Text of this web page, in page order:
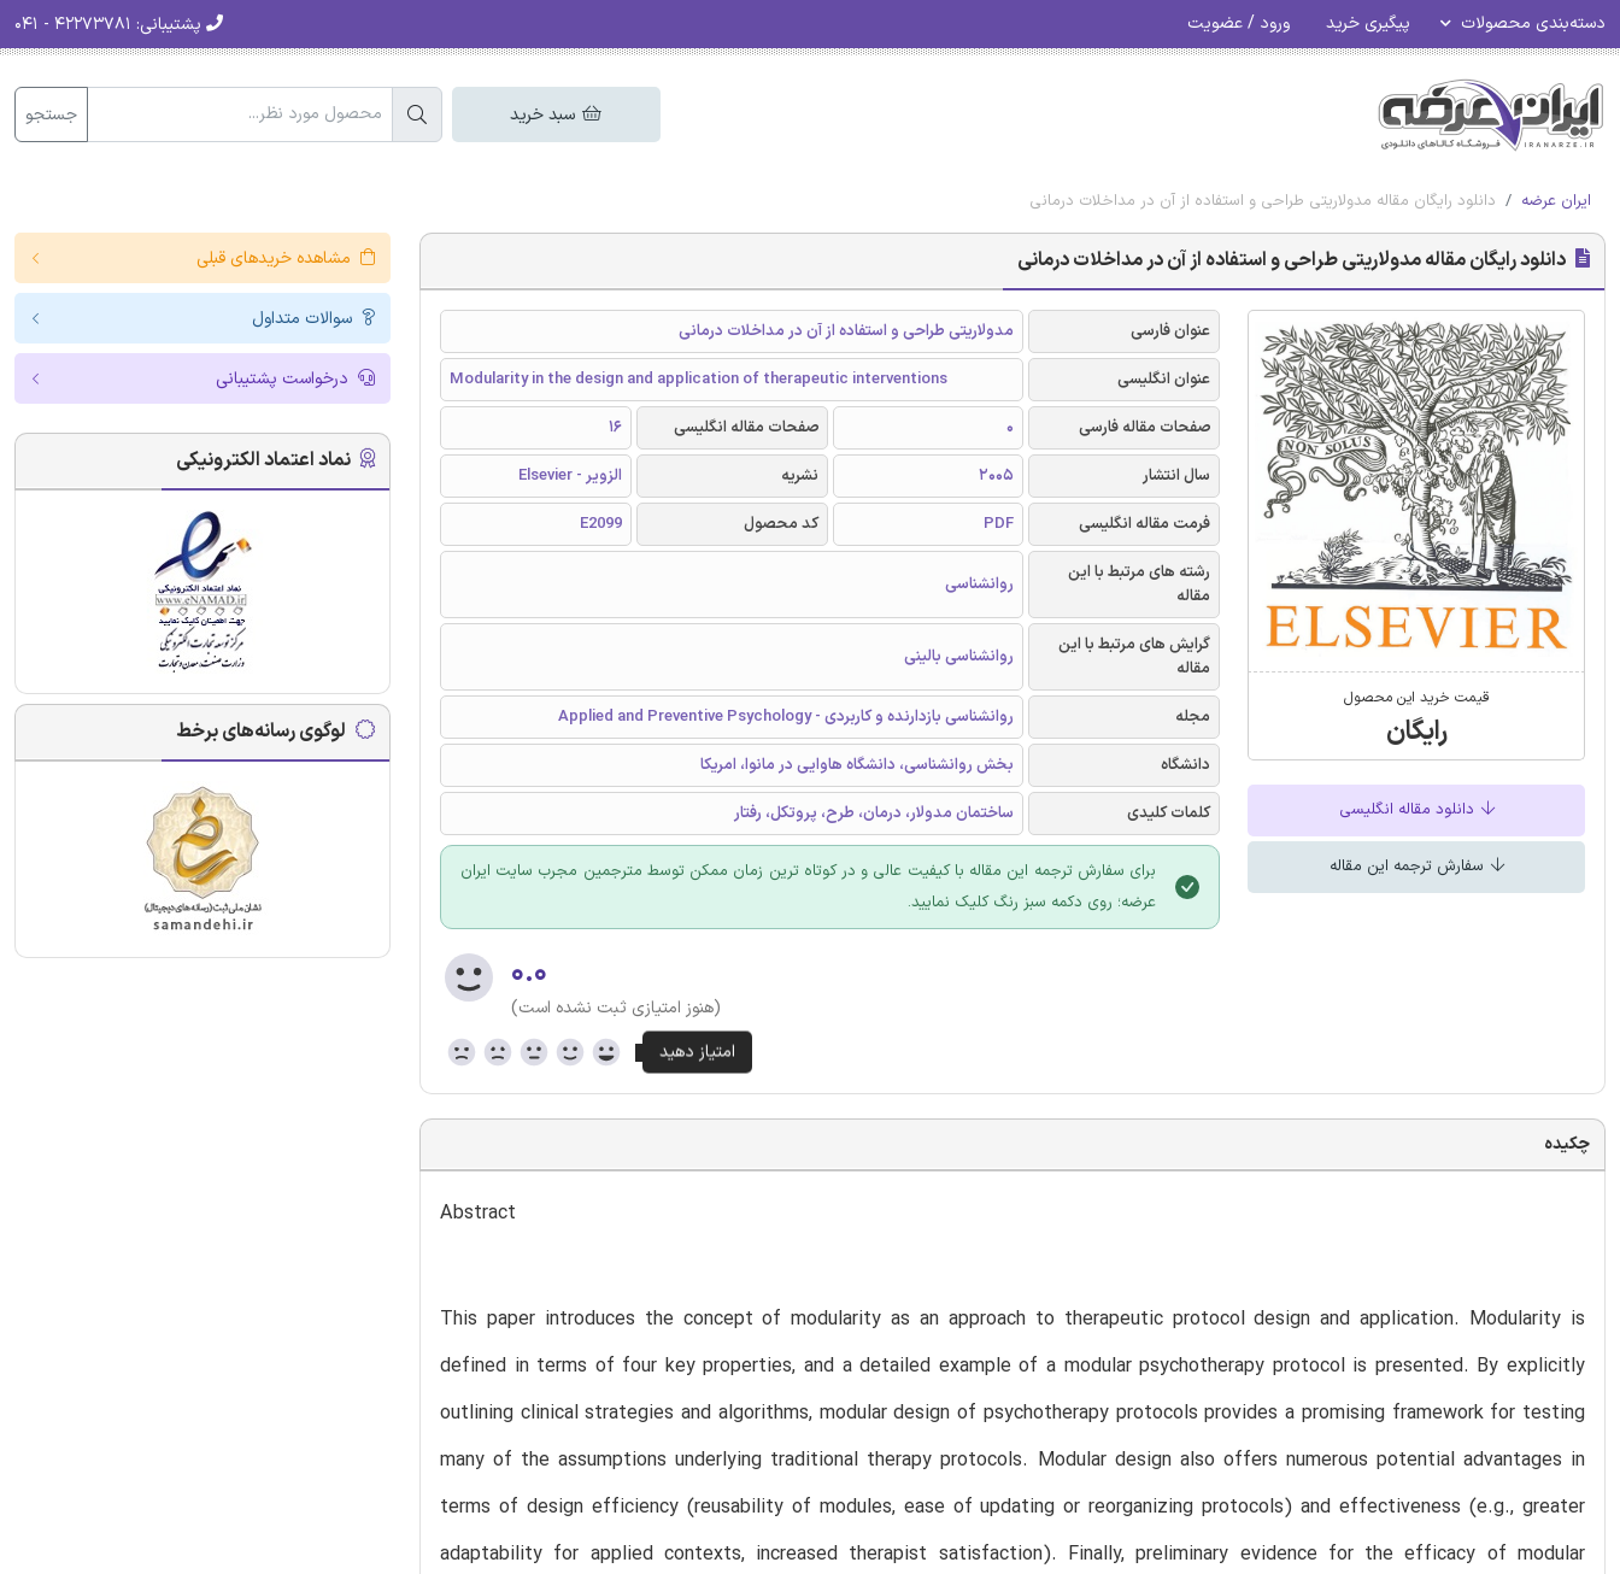
دسته‌بندی محصولات پیگیری خرید ورود / عضویت پشتیبانی:
سبد خرید جستجو
ایران عرضه دانلود رایگان مقاله مدولاریتی طراحی و استفاده از آن در مداخلات درمانی
دانلود رایگان مقاله مدولاریتی طراحی و استفاده از آن در مداخلات درمانی
قیمت خرید این محصول
رایگان
دانلود مقاله انگلیسی
سفارش ترجمه این مقاله
عنوان فارسی
مدولاریتی طراحی و استفاده از آن در مداخلات درمانی
عنوان انگلیسی
Modularity in the design and application of therapeutic interventions
صفحات مقاله فارسی
0 صفحات مقاله انگلیسی
16
سال انتشار
2005 نشریه
الزویر - Elsevier
فرمت مقاله انگلیسی
PDF کد محصول
E2099
رشته های مرتبط با این
مقاله
روانشناسی
گرایش های مرتبط با این
مقاله
روانشناسی بالینی
مجله
روانشناسی بازدارنده و کاربردی - Applied and Preventive Psychology
دانشگاه
بخش روانشناسی، دانشگاه هاوایی در مانوا، امریکا
کلمات کلیدی
ساختمان مدولار، درمان، طرح، پروتکل، رفتار
برای سفارش ترجمه این مقاله با کیفیت عالی و در کوتاه ترین زمان ممکن توسط مترجمین مجرب سایت ایران
عرضه؛ روی دکمه سبز رنگ کلیک نمایید.
۰.۰
(هنوز امتیازی ثبت نشده است)
چکیده
Abstract
This paper introduces the concept of modularity as an approach to therapeutic protocol design and application. Modularity is
defined in terms of four key properties, and a detailed example of a modular psychotherapy protocol is presented. By explicitly
outlining clinical strategies and algorithms, modular design of psychotherapy protocols provides a promising framework for testing
many of the assumptions underlying traditional therapy protocols. Modular design also offers numerous potential advantages in
terms of design efficiency (reusability of modules, ease of updating or reorganizing protocols) and effectiveness (e.g., greater
adaptability for applied contexts, increased therapist satisfaction). Finally, preliminary evidence for the efficacy of modular
مشاهده خریدهای قبلی
سوالات متداول
درخواست پشتیبانی
نماد اعتماد الکترونیکی
لوگوی رسانه‌های برخط